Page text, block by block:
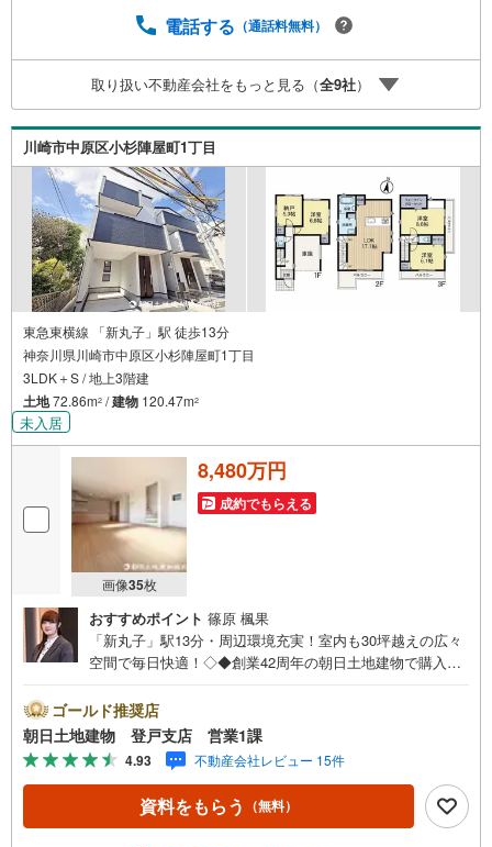
かな？」●「頭金は、どれくらいないと買えないの？」●
宅購入はわからないことばかり・・・。ご安心ください!!お
力になれる事がございましたら、誠心誠意 お手伝いをさせ
ていただきます。【ベンハウス】にお任せ下さい！
電話する （通話料無料）
取り扱い不動産会社をもっと見る（全9社）
川崎市中原区小杉陣屋町1丁目
東急東横線 「新丸子」駅 徒歩13分
神奈川県川崎市中原区小杉陣屋町1丁目
3LDK＋S / 地上3階建
土地72.86m2 /建物 120.47m2
未入居
画像35枚
8,480万円
成約でもらえる
おすすめポイント 篠原 楓果
「新丸子」駅13分・周辺環境充実！室内も30坪越えの広々
空間で毎日快適！◇◆創業42周年の朝日土地建物で購入後
サポートします！◇◆【朝日土地建物 登戸支店】イチ押
しポイント！◆◇【中原区小杉陣屋町1】■複数路線駅「新
丸子」徒歩13分！学校や買い物施設も徒歩圏内で、毎日の
生活に便利な立地条件！■建物は南向きで日当たり良好！車
通りも少ないので、ゆったりお過ごしいただけます。■収納
が随所に設置された便利な間取り！空間に余裕が生まれる
ゴールド推奨店
朝日土地建物 登戸支店 営業1課
4.93 不動産会社レビュー 15件
資料をもらう （無料）